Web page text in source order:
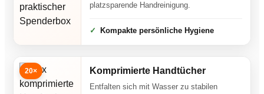
platzsparende Handreinigung.
Kompakte persönliche Hygiene
20× Komprimierte Handtücher
Entfalten sich mit Wasser zu stabilen